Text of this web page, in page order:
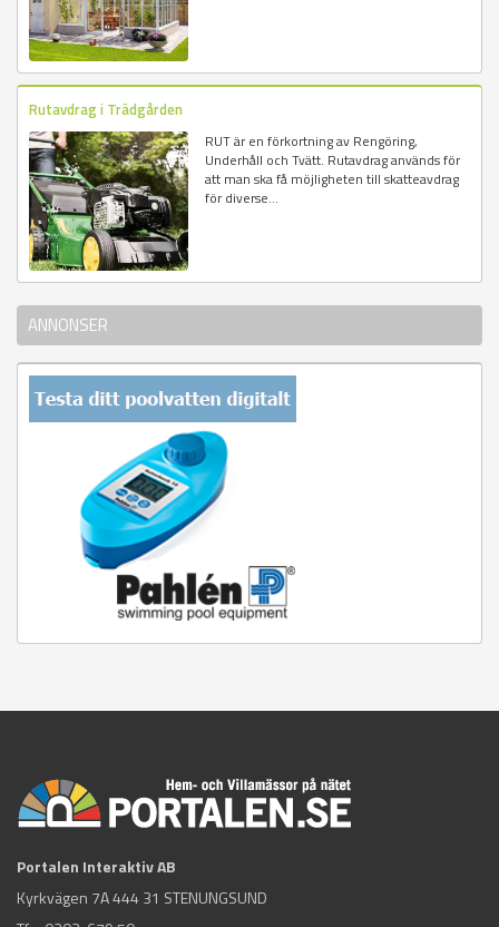
Rutavdrag i Trädgården
RUT är en förkortning av Rengöring,
Underhåll och Tvätt. Rutavdrag används för
att man ska få möjligheten till skatteavdrag
för diverse...
ANNONSER
Portalen Interaktiv AB
Kyrkvägen 7A 444 31 STENUNGSUND